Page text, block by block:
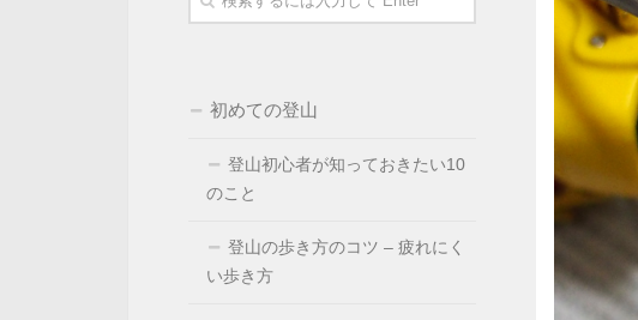
初めての登山
登山初心者が知っておきたい10
のこと
登山の歩き方のコツ – 疲れにく
い歩き方